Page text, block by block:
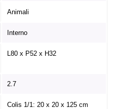
Animali
Interno
L80 x P52 x H32
2.7
Colis 1/1: 20 x 20 x 125 cm